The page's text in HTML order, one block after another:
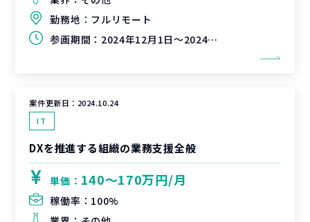
勤務地： フルリモート
参画期間： 2024年12月1日～2024年3月31日（未定、延長可能性有）
案件更新日： 2024.10.24
IT
DXを推進する組織の業務支援全般
単価： 140〜170万円/月
稼働率： 100%